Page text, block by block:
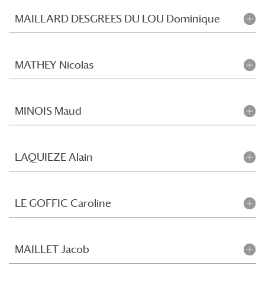
MAILLARD DESGREES DU LOU Dominique
MATHEY Nicolas
MINOIS Maud
LAQUIEZE Alain
LE GOFFIC Caroline
MAILLET Jacob